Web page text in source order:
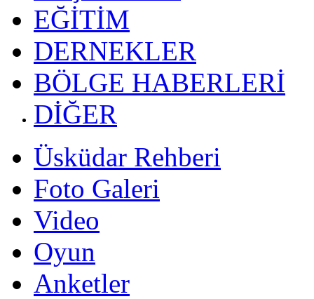
EĞİTİM
DERNEKLER
BÖLGE HABERLERİ
DİĞER
Üsküdar Rehberi
Foto Galeri
Video
Oyun
Anketler